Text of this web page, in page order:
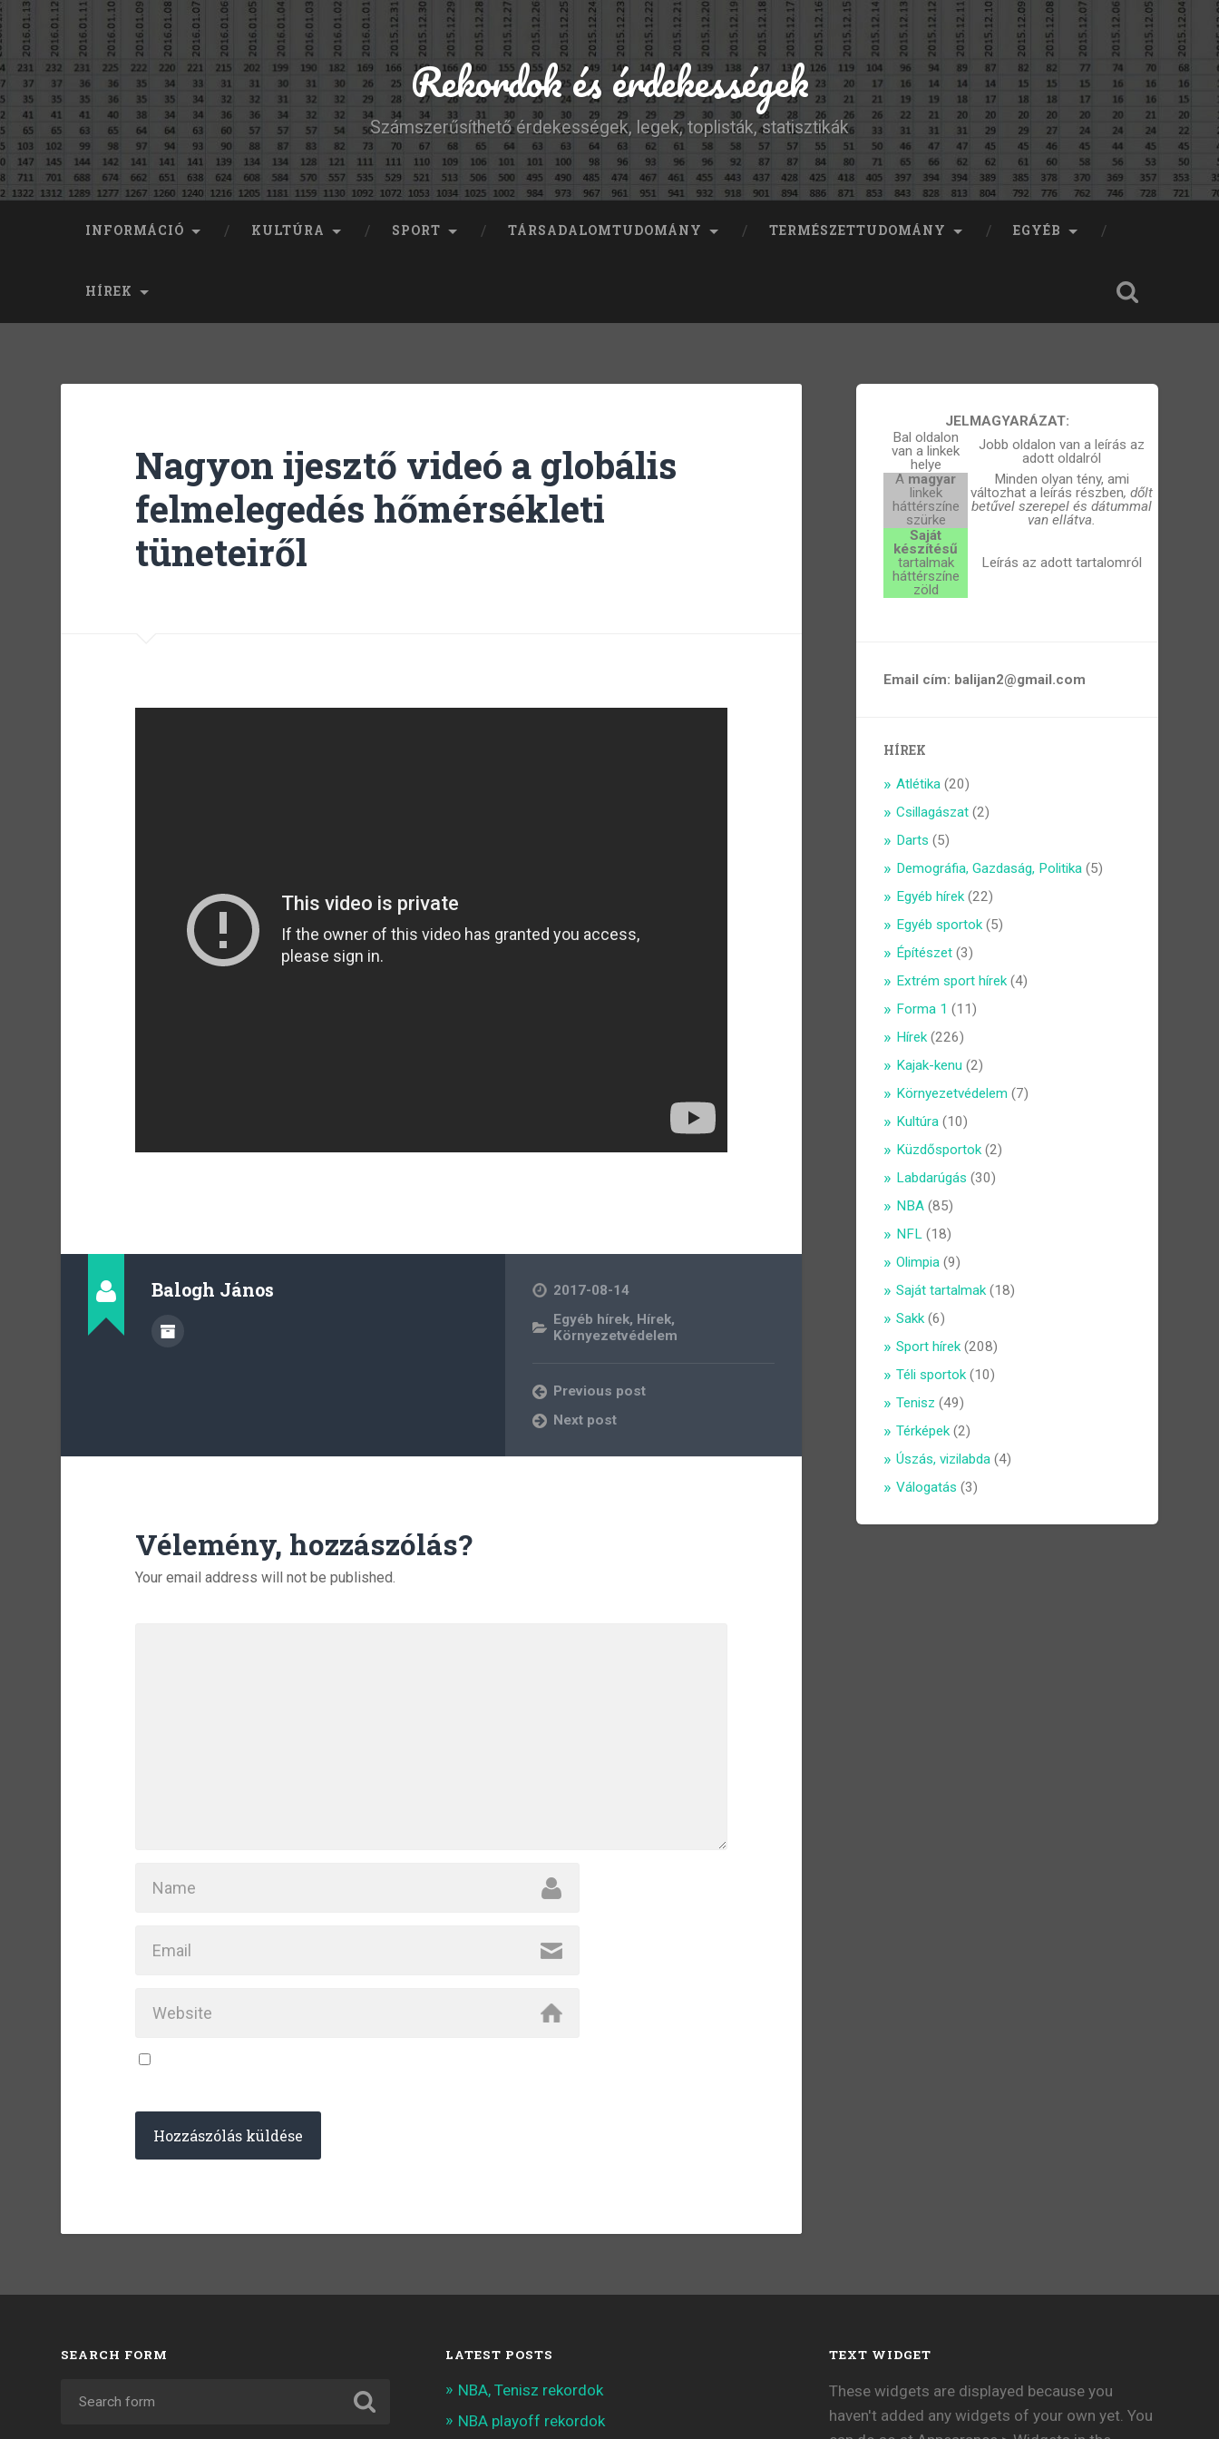
Rekordok és érdekességek
Számszerűsíthető érdekességek, legek, toplisták, statisztikák
INFORMÁCIÓ KULTÚRA SPORT TÁRSADALOMTUDOMÁNY TERMÉSZETTUDOMÁNY EGYÉB
HÍREK
Nagyon ijesztő videó a globális
felmelegedés hőmérsékleti
tüneteiről
Balogh János
2017-08-14
Egyéb hírek, Hírek,
Környezetvédelem
Previous post
Next post
Vélemény, hozzászólás?
Your email address will not be published.
JELMAGYARÁZAT:
Bal oldalon
van a linkek
helye
Jobb oldalon van a leírás az
adott oldalról
A magyar
linkek
háttérszíne
szürke
Minden olyan tény, ami
változhat a leírás részben, dőlt
betűvel szerepel és dátummal
van ellátva.
Saját
készítésű
tartalmak
háttérszíne
zöld
Leírás az adott tartalomról
Email cím: balijan2@gmail.com
HÍREK
Atlétika (20)
Csillagászat (2)
Darts (5)
Demográfia, Gazdaság, Politika (5)
Egyéb hírek(22)
Egyéb sportok(5)
Építészet (3)
Extrém sport hírek(4)
Forma 1 (11)
Hírek(226)
Kajak-kenu (2)
Környezetvédelem (7)
Kultúra (10)
Küzdősportok(2)
Labdarúgás (30)
NBA (85)
NFL (18)
Olimpia (9)
Saját tartalmak(18)
Sakk(6)
Sport hírek(208)
Téli sportok(10)
Tenisz (49)
Térképek(2)
Úszás, vizilabda (4)
Válogatás (3)
SEARCH FORM LATEST POSTS
NBA, Tenisz rekordok
NBA playoff rekordok
TEXT WIDGET
These widgets are displayed because you
haven't added any widgets of your own yet. You